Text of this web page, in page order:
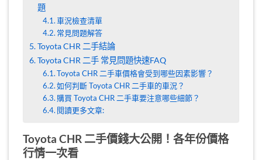
題
車況檢查清單
常見問題解答
Toyota CHR 二手結論
Toyota CHR 二手 常見問題快速FAQ
Toyota CHR 二手車價格會受到哪些因素影響？
如何判斷 Toyota CHR 二手車的車況？
購買 Toyota CHR 二手車要注意哪些細節？
閱讀更多文章:
Toyota CHR 二手價錢大公開！各年份價格
行情一次看